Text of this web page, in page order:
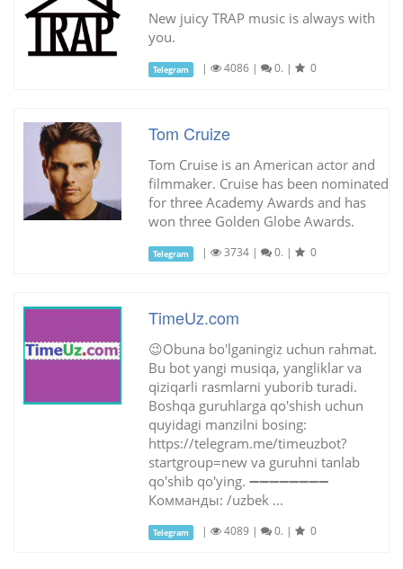
New juicy TRAP music is always with
you.
Telegram | 4086 | 0. | 0
Tom Cruize
Tom Cruise is an American actor and
filmmaker. Cruise has been nominated
for three Academy Awards and has
won three Golden Globe Awards.
Telegram | 3734 | 0. | 0
TimeUz.com
😉Obuna bo'lganingiz uchun rahmat.
Bu bot yangi musiqa, yangliklar va
qiziqarli rasmlarni yuborib turadi.
Boshqa guruhlarga qo'shish uchun
quyidagi manzilni bosing:
https://telegram.me/timeuzbot?
startgroup=new va guruhni tanlab
qo'shib qo'ying. ➖➖➖➖➖➖➖➖
Комманды: /uzbek ...
Telegram | 4089 | 0. | 0